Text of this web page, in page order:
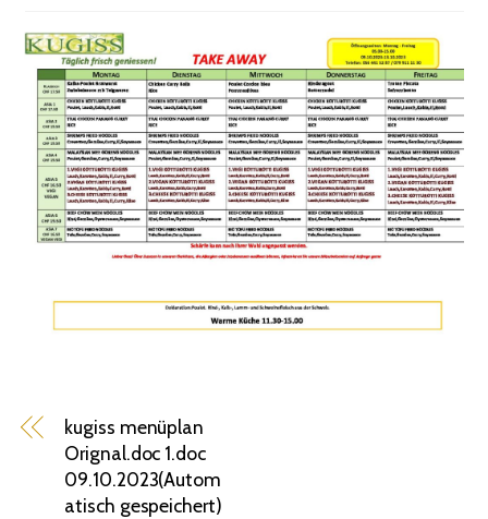
kugiss menüplan
Orignal.doc 1.doc
09.10.2023(Autom
atisch gespeichert)